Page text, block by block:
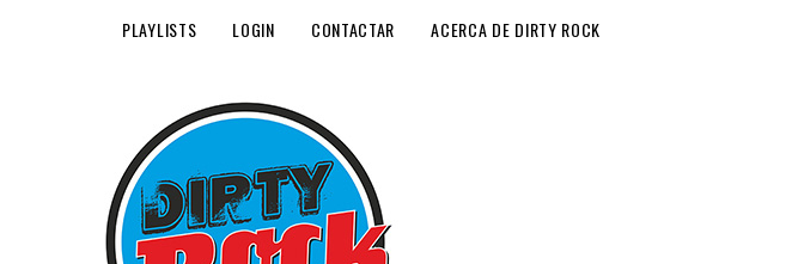
PLAYLISTS LOGIN CONTACTAR ACERCA DE DIRTY ROCK